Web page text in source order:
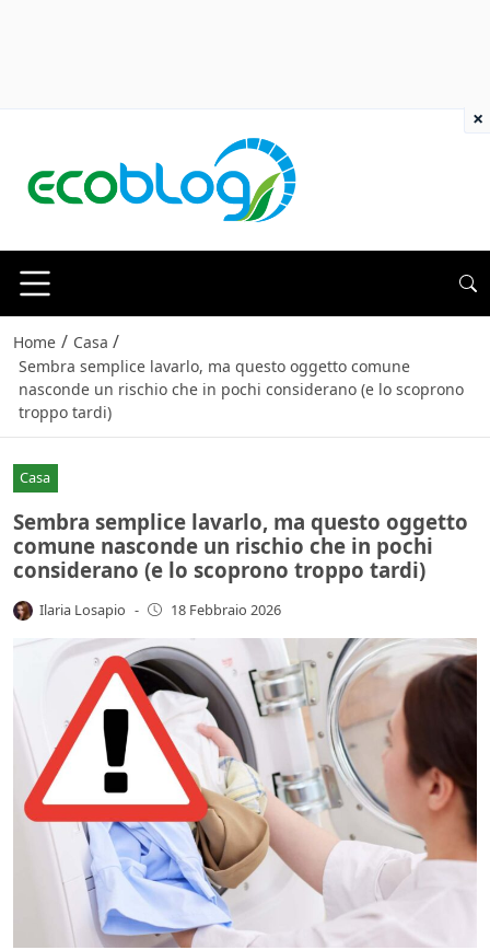
Home / Casa /
Sembra semplice lavarlo, ma questo oggetto comune
nasconde un rischio che in pochi considerano (e lo scoprono
troppo tardi)
Casa
Sembra semplice lavarlo, ma questo oggetto
comune nasconde un rischio che in pochi
considerano (e lo scoprono troppo tardi)
Ilaria Losapio - 18 Febbraio 2026
×